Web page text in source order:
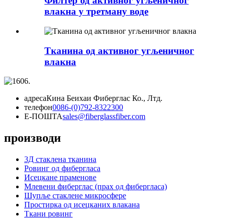
влакна у третману воде
Тканина од активног угљеничног
влакна
адресаКина Беихаи Фиберглас Ко., Лтд.
телефон0086-(0)792-8322300
Е-ПОШТАsales@fiberglassfiber.com
производи
3Д стаклена тканина
Ровинг од фибергласа
Исецкане праменове
Млевени фиберглас (прах од фибергласа)
Шупље стаклене микросфере
Простирка од исецканих влакана
Ткани ровинг